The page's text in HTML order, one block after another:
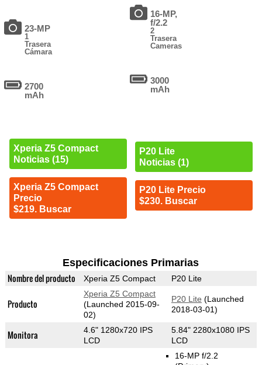
23-MP
1
Trasera
Cámara
2700
mAh
Xperia Z5 Compact
Noticias (15)
Xperia Z5 Compact
Precio
$219. Buscar
16-MP,
f/2.2
2
Trasera
Cameras
3000
mAh
P20 Lite
Noticias (1)
P20 Lite Precio
$230. Buscar
Especificaciones Primarias
Nombre del producto Xperia Z5 Compact P20 Lite
Producto
Xperia Z5 Compact
(Launched 2015-09-
02)
P20 Lite (Launched
2018-03-01)
Monitora
4.6" 1280x720 IPS
LCD
5.84" 2280x1080 IPS
LCD
16-MP f/2.2